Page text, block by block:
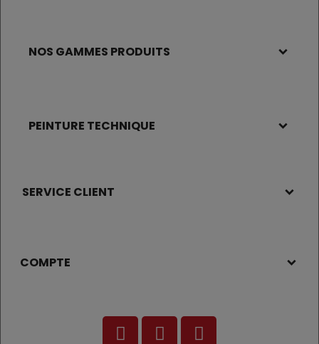
NOS GAMMES PRODUITS
PEINTURE TECHNIQUE
SERVICE CLIENT
COMPTE